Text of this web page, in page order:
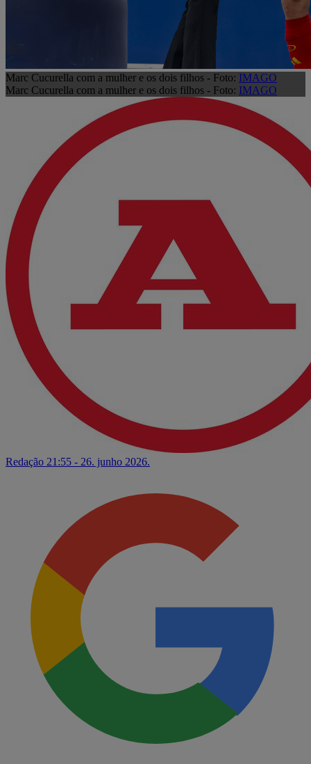
Marc Cucurella com a mulher e os dois filhos - Foto: IMAGO
Marc Cucurella com a mulher e os dois filhos - Foto: IMAGO
Redação 21:55 - 26. junho 2026.